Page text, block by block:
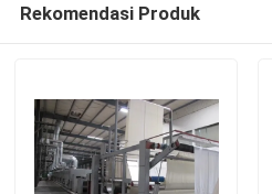
Rekomendasi Produk